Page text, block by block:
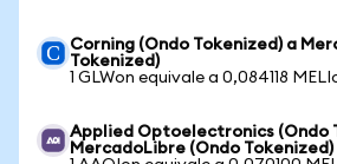
Corning (Ondo Tokenized) a
Tokenized)
1 GLWon equivale a 0,084118
Applied Optoelectronics (Ondo
MercadoLibre (Ondo Tokenized)